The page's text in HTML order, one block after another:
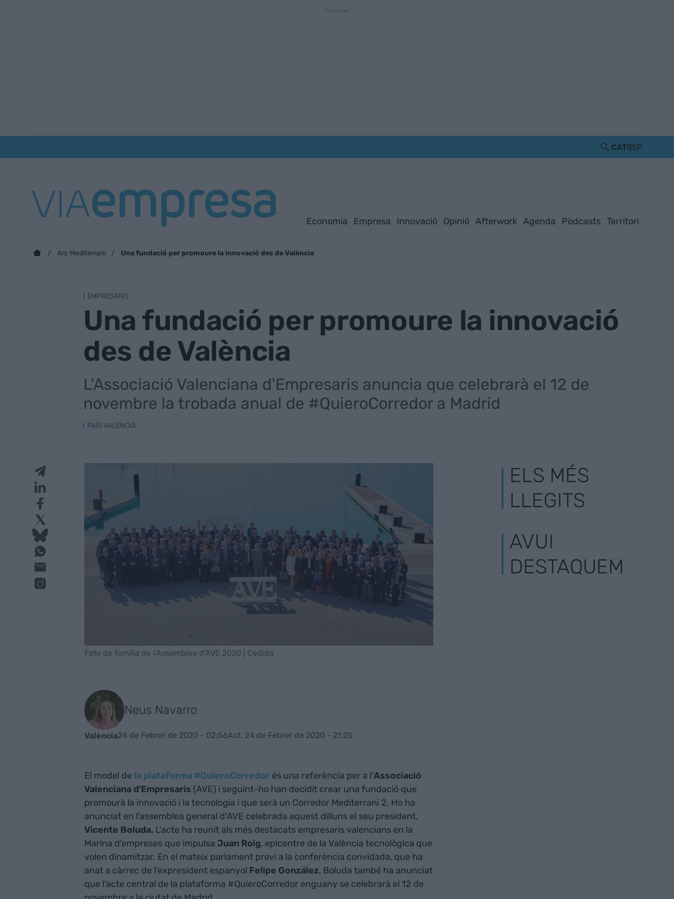
CATESP
Economia Empresa Innovació Opinió Afterwork Agenda Pòdcasts Territori
Arc Mediterrani Una fundació per promoure la innovació des de València
EMPRESARIS
Una fundació per promoure la innovació
des de València
L'Associació Valenciana d'Empresaris anuncia que celebrarà el 12 de
novembre la trobada anual de #QuieroCorredor a Madrid
PAÍS VALENCIÀ
Foto de família de l'Assemblea d'AVE 2020 | Cedida
Neus Navarro
València24 de Febrer de 2020 - 02:56Act. 24 de Febrer de 2020 - 21:25
El model de la plataforma #QuieroCorredor és una referència per a l'Associació
Valenciana d'Empresaris (AVE) i seguint-ho han decidit crear una fundació que
promourà la innovació i la tecnologia i que serà un Corredor Mediterrani 2. Ho ha
anunciat en l'assemblea general d'AVE celebrada aquest dilluns el seu president,
Vicente Boluda. L'acte ha reunit als més destacats empresaris valencians en la
Marina d'empreses que impulsa Juan Roig, epicentre de la València tecnològica que
volen dinamitzar. En el mateix parlament previ a la conferència convidada, que ha
anat a càrrec de l'expresident espanyol Felipe González, Boluda també ha anunciat
que l'acte central de la plataforma #QuieroCorredor enguany se celebrarà el 12 de
ELS MÉS
LLEGITS
AVUI
DESTAQUEM